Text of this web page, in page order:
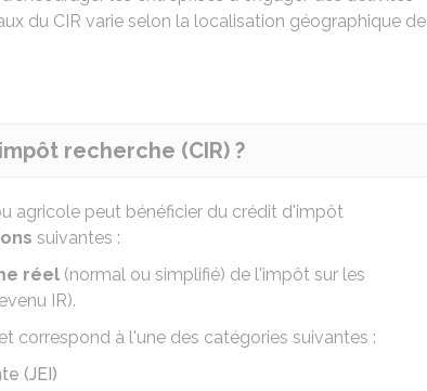
du CIR varie selon la localisation géographique de
recherche (CIR) ?
agricole peut bénéficier du crédit d'impôt
suivantes :
réel (normal ou simplifié) de l'impôt sur les
IR).
et correspond à l'une des catégories suivantes :
(JEI)